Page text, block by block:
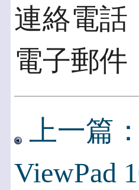
連絡電話
電子郵件
上一篇
ViewPad